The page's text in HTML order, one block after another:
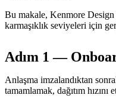
Bu makale, Kenmore Design
karmaşıklık seviyeleri için
Adım 1 —
Anlaşma imzalandıktan
tamamlamak, dağıtım